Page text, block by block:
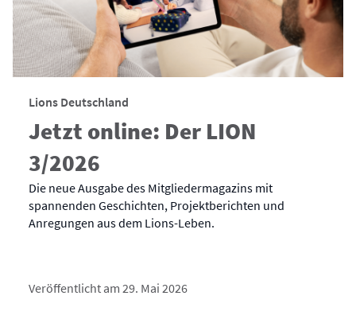
Lions Deutschland
Jetzt online: Der LION
3/2026
Die neue Ausgabe des Mitgliedermagazins mit
spannenden Geschichten, Projektberichten und
Anregungen aus dem Lions-Leben.
Veröffentlicht am 29. Mai 2026